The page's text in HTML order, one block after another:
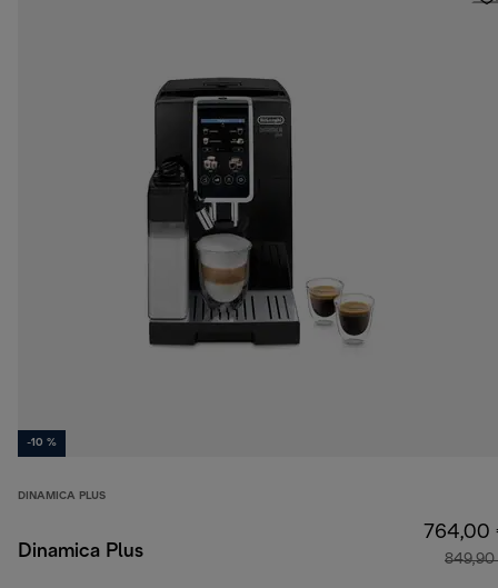
-10 %
DINAMICA PLUS
Dinamica Plus
764,00